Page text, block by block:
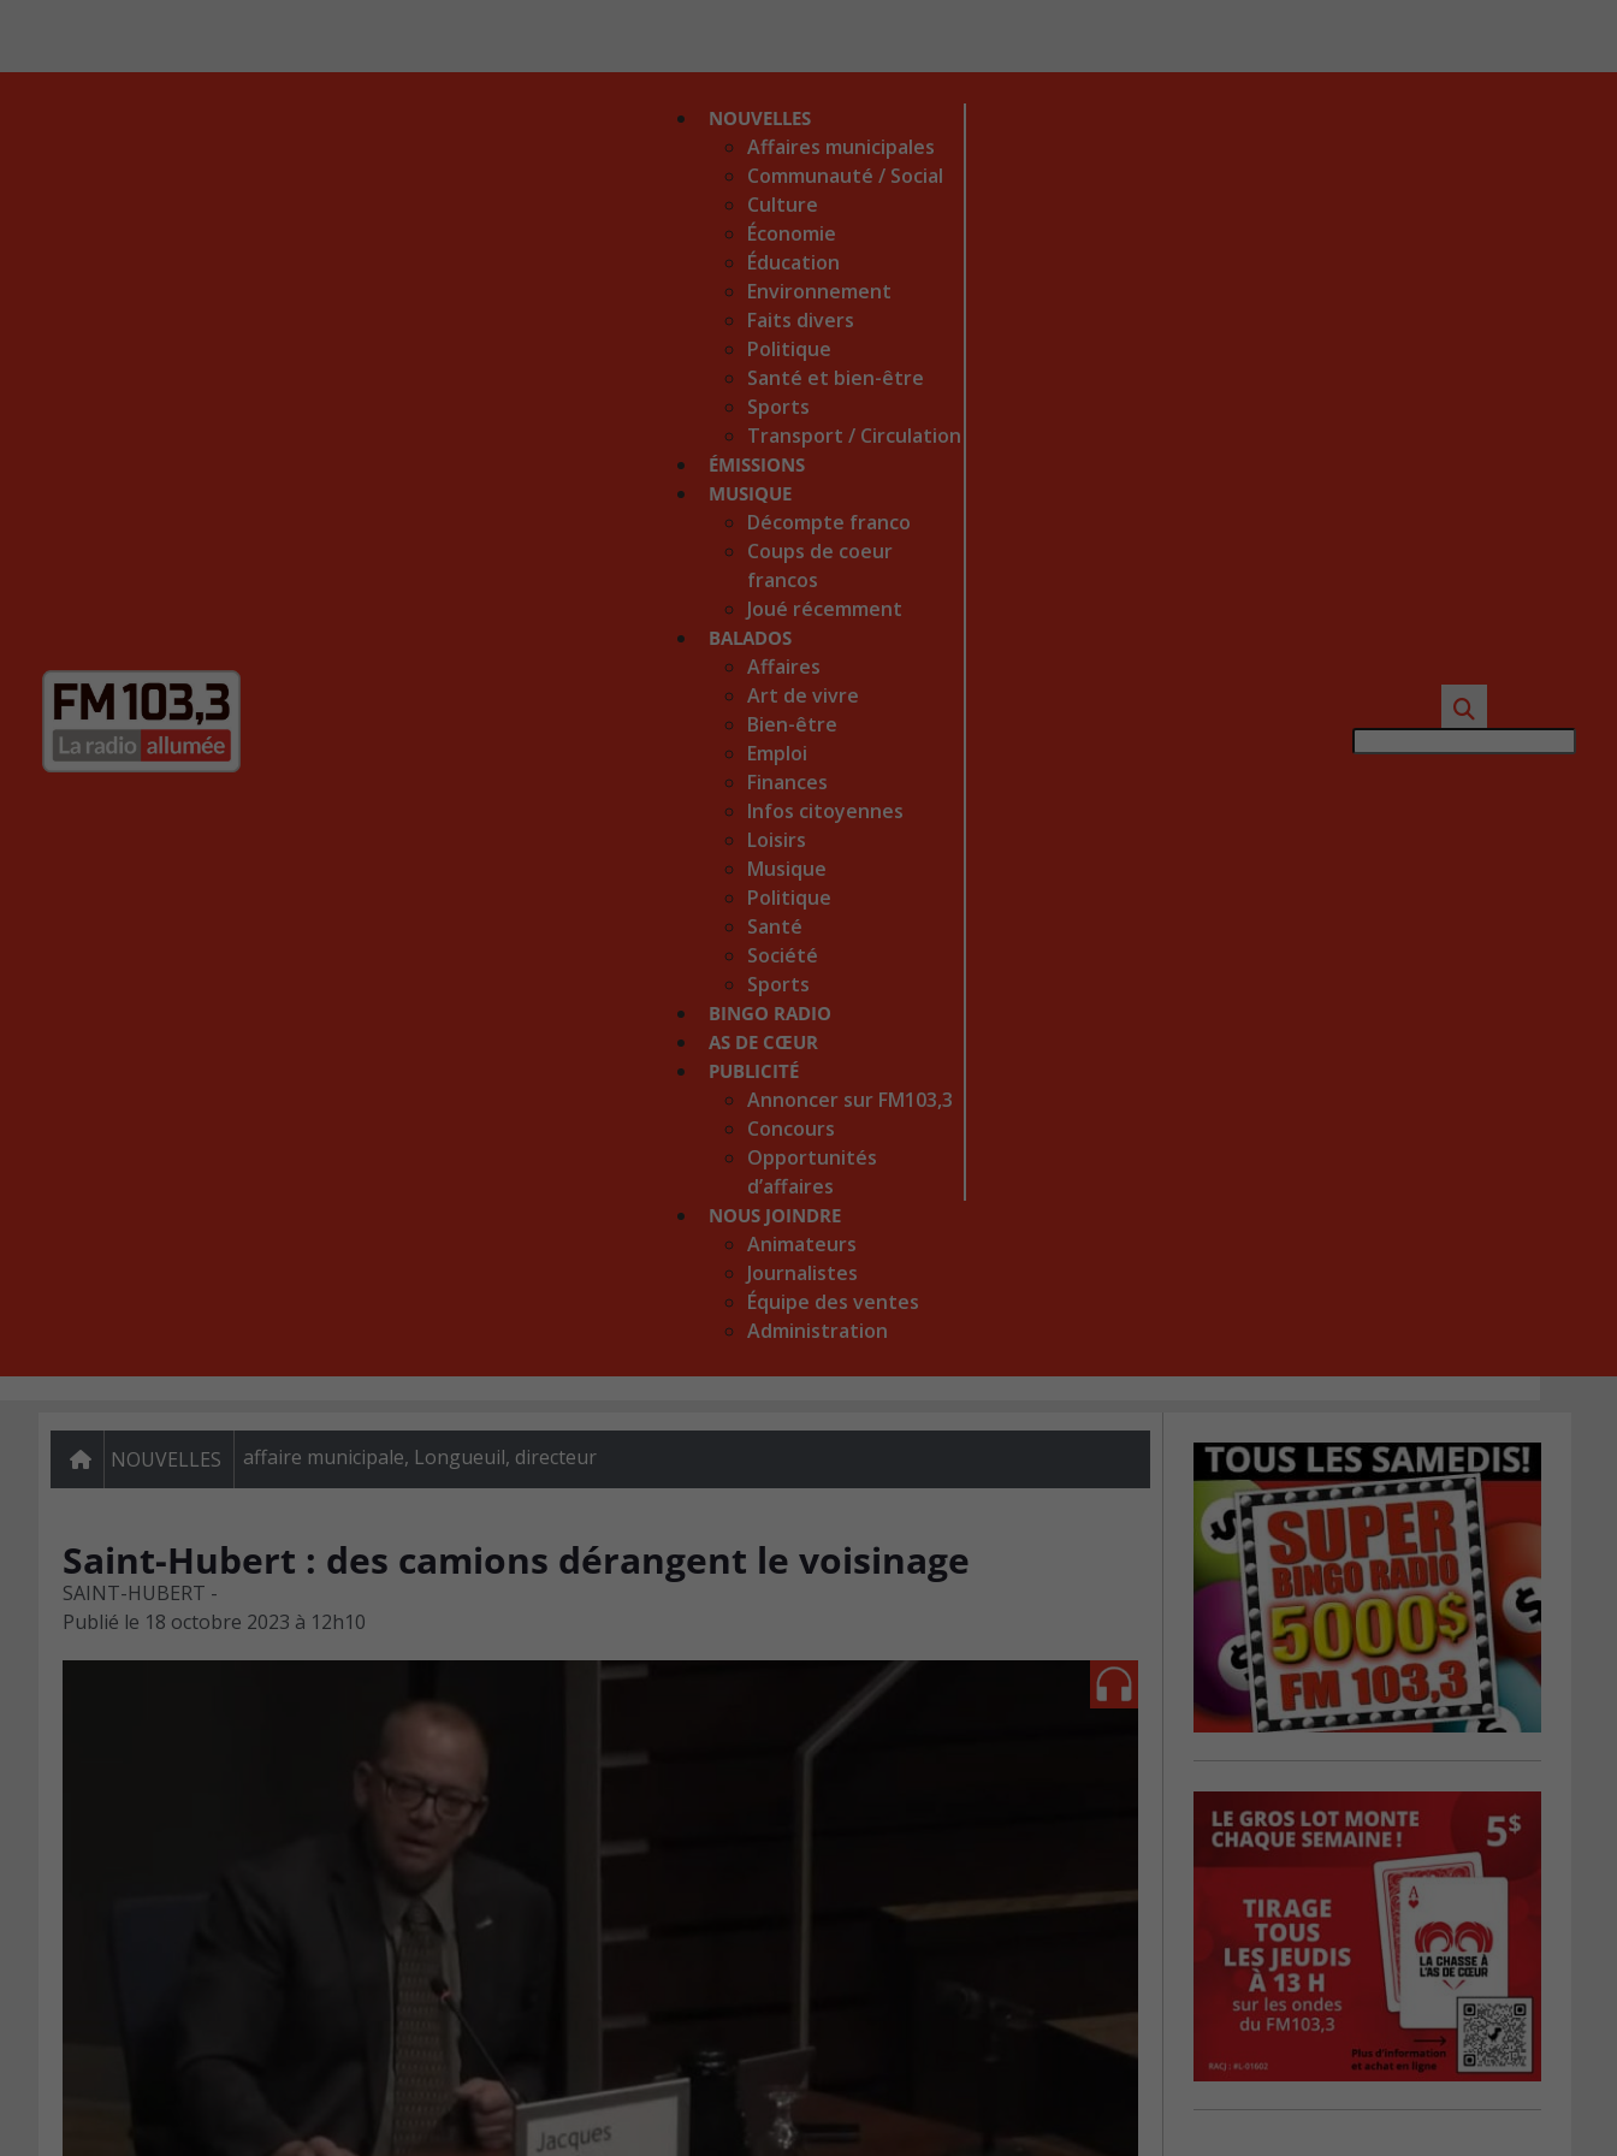
NOUVELLES
Affaires municipales
Communauté / Social
Culture
Économie
Éducation
Environnement
Faits divers
Politique
Santé et bien-être
Sports
Transport / Circulation
ÉMISSIONS
MUSIQUE
Décompte franco
Coups de coeur
francos
Joué récemment
BALADOS
Affaires
Art de vivre
Bien-être
Emploi
Finances
Infos citoyennes
Loisirs
Musique
Politique
Santé
Société
Sports
BINGO RADIO
AS DE CŒUR
PUBLICITÉ
Annoncer sur FM103,3
Concours
Opportunités
d’affaires
NOUS JOINDRE
Animateurs
Journalistes
Équipe des ventes
Administration
NOUVELLES affaire municipale, Longueuil, directeur
Saint-Hubert : des camions dérangent le voisinage
SAINT-HUBERT -
Publié le 18 octobre 2023 à 12h10